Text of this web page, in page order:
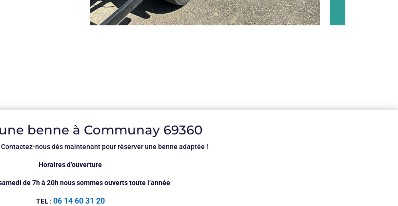
benne à Communay 69360
nous dès maintenant pour réserver une benne adaptée !
Horaires d’ouverture
de 7h à 20h nous sommes ouverts toute l’année
TEL : 06 14 60 31 20